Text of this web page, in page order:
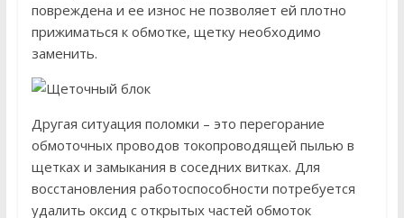
повреждена и ее износ не позволяет ей плотно
прижиматься к обмотке, щетку необходимо
заменить.
Другая ситуация поломки – это перегорание
обмоточных проводов токопроводящей пылью в
щетках и замыкания в соседних витках. Для
восстановления работоспособности потребуется
удалить оксид с открытых частей обмоток